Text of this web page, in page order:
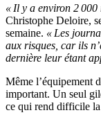
« Il y a environ 2
Christophe Deloire,
semaine. « Les
aux risques, car ils
dernière leur étant
Même l’équipement
important. Un seul
ce qui rend difficile la